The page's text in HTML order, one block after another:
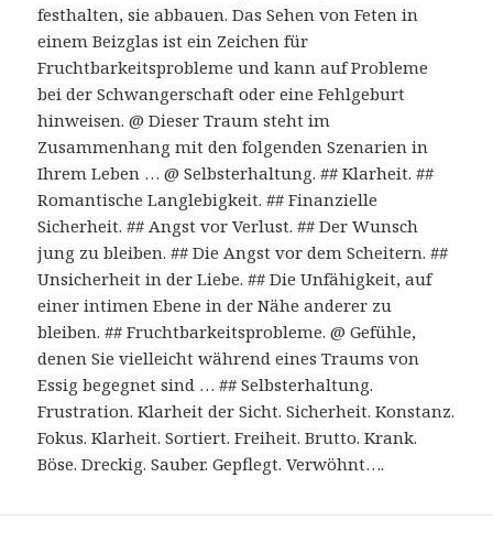
festhalten, sie abbauen. Das Sehen von Feten in
einem Beizglas ist ein Zeichen für
Fruchtbarkeitsprobleme und kann auf Probleme
bei der Schwangerschaft oder eine Fehlgeburt
hinweisen. @ Dieser Traum steht im
Zusammenhang mit den folgenden Szenarien in
Ihrem Leben … @ Selbsterhaltung. ## Klarheit. ##
Romantische Langlebigkeit. ## Finanzielle
Sicherheit. ## Angst vor Verlust. ## Der Wunsch
jung zu bleiben. ## Die Angst vor dem Scheitern. ##
Unsicherheit in der Liebe. ## Die Unfähigkeit, auf
einer intimen Ebene in der Nähe anderer zu
bleiben. ## Fruchtbarkeitsprobleme. @ Gefühle,
denen Sie vielleicht während eines Traums von
Essig begegnet sind … ## Selbsterhaltung.
Frustration. Klarheit der Sicht. Sicherheit. Konstanz.
Fokus. Klarheit. Sortiert. Freiheit. Brutto. Krank.
Böse. Dreckig. Sauber. Gepflegt. Verwöhnt….